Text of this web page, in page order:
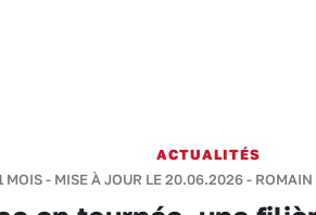
ACTUALITÉS
MOIS - MISE À JOUR LE 20.06.2026 - ROMAIN